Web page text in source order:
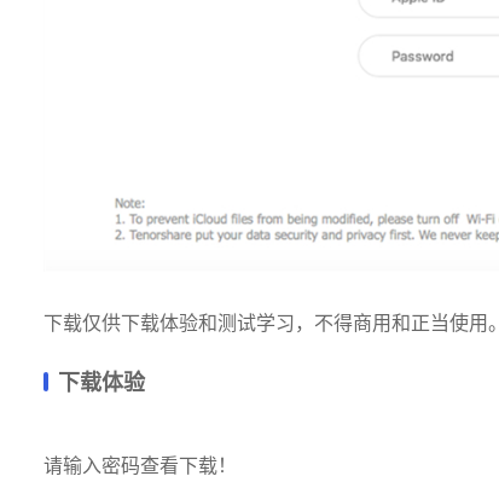
下载仅供下载体验和测试学习，不得商用和正当使用。
下载体验
请输入密码查看下载！